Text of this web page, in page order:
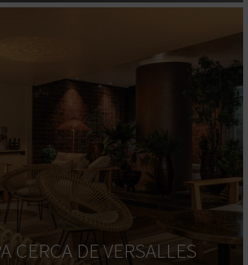
CERCA DE VERSALLES